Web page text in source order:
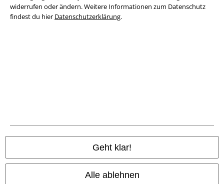
widerrufen oder ändern. Weitere Informationen zum Datenschutz
findest du hier Datenschutzerklärung.
Geht klar!
Alle ablehnen
Konformitätserklärung
EMP Online Shops